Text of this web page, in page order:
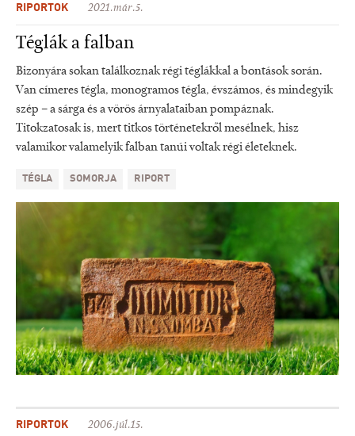
RIPORTOK 2021.már.5.
Téglák a falban
Bizonyára sokan találkoznak régi téglákkal a bontások során.
Van címeres tégla, monogramos tégla, évszámos, és mindegyik
szép – a sárga és a vörös árnyalataiban pompáznak.
Titokzatosak is, mert titkos történetekről mesélnek, hisz
valamikor valamelyik falban tanúi voltak régi életeknek.
TÉGLA SOMORJA RIPORT
RIPORTOK 2006.júl.15.